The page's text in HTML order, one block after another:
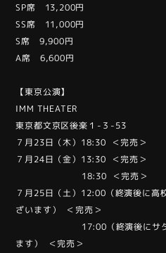
SP席 13,200円
SS席 11,000円
S席 9,900円
A席 6,600円
【東京公演】
IMM THEATER
東京都文京区後楽１-３-53
７月23日（木）18:30 ＜完売＞
７月24日（金）13:30 ＜完売＞
18:30 ＜完売＞
７月25日（土）12:00（終演後に高
ざいます） ＜完売＞
17:00（終演後にサタデー
ます） ＜完売＞